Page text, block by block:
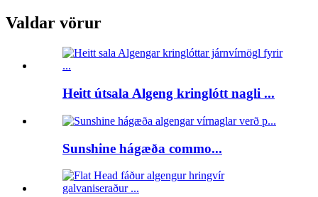
Valdar vörur
Heitt útsala Algeng kringlótt nagli ...
Sunshine hágæða commo...